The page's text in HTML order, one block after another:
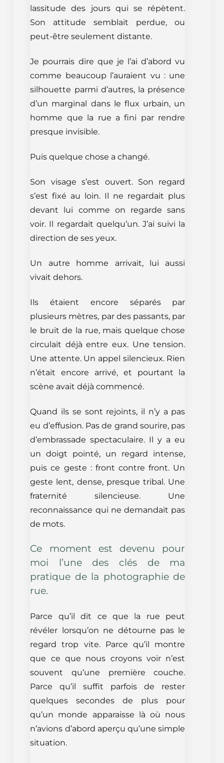
lassitude des jours qui se répètent.
Son attitude semblait perdue, ou
peut-être seulement distante.
Je pourrais dire que je l’ai d’abord vu
comme beaucoup l’auraient vu : une
silhouette parmi d’autres, la présence
d’un marginal dans le flux urbain, un
homme que la rue a fini par rendre
presque invisible.
Puis quelque chose a changé.
Son visage s’est ouvert. Son regard
s’est fixé au loin. Il ne regardait plus
devant lui comme on regarde sans
voir. Il regardait quelqu’un. J’ai suivi la
direction de ses yeux.
Un autre homme arrivait, lui aussi
vivait dehors.
Ils étaient encore séparés par
plusieurs mètres, par des passants, par
le bruit de la rue, mais quelque chose
circulait déjà entre eux. Une tension.
Une attente. Un appel silencieux. Rien
n’était encore arrivé, et pourtant la
scène avait déjà commencé.
Quand ils se sont rejoints, il n’y a pas
eu d’effusion. Pas de grand sourire, pas
d’embrassade spectaculaire. Il y a eu
un doigt pointé, un regard intense,
puis ce geste : front contre front. Un
geste lent, dense, presque tribal. Une
fraternité silencieuse. Une
reconnaissance qui ne demandait pas
de mots.
Ce moment est devenu pour
moi l’une des clés de ma
pratique de la photographie de
rue.
Parce qu’il dit ce que la rue peut
révéler lorsqu’on ne détourne pas le
regard trop vite. Parce qu’il montre
que ce que nous croyons voir n’est
souvent qu’une première couche.
Parce qu’il suffit parfois de rester
quelques secondes de plus pour
qu’un monde apparaisse là où nous
n’avions d’abord aperçu qu’une simple
situation.